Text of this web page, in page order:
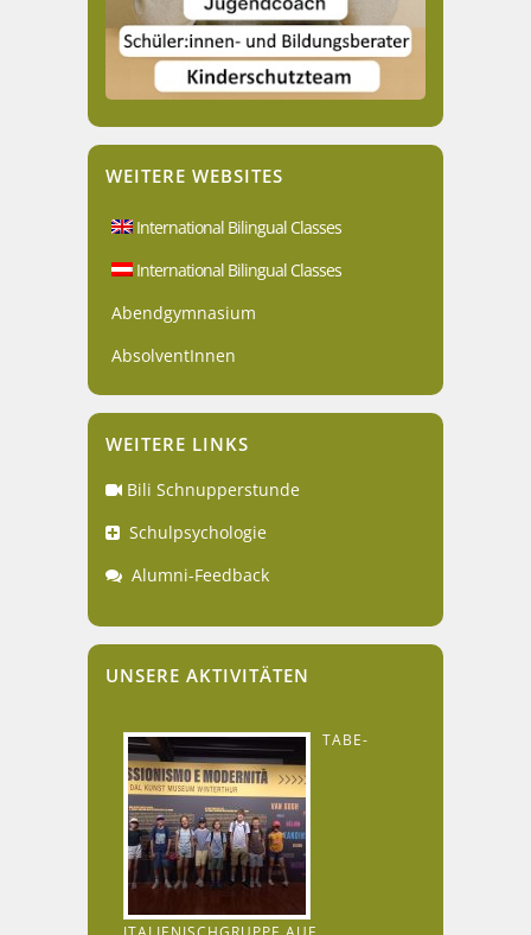
WEITERE WEBSITES
International Bilingual Classes
International Bilingual Classes
Abendgymnasium
AbsolventInnen
WEITERE LINKS
Bili Schnupperstunde
Schulpsychologie
Alumni-Feedback
UNSERE AKTIVITÄTEN
TABE-